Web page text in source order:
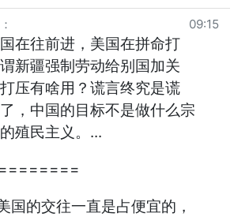
： 09:15
在往前进，美国在拼命打
新疆强制劳动给别国加关
压有啥用？谎言终究是谎
，中国的目标不是做什么宗
殖民主义。...
国的交往一直是占便宜的，